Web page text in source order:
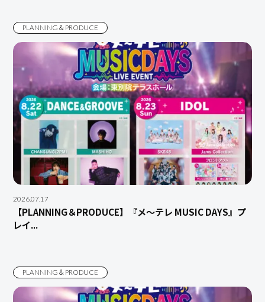
PLANNING＆PRODUCE
2026.07.17
【PLANNING＆PRODUCE】『メ～テレ MUSIC DAYS』プ
レイ...
PLANNING＆PRODUCE